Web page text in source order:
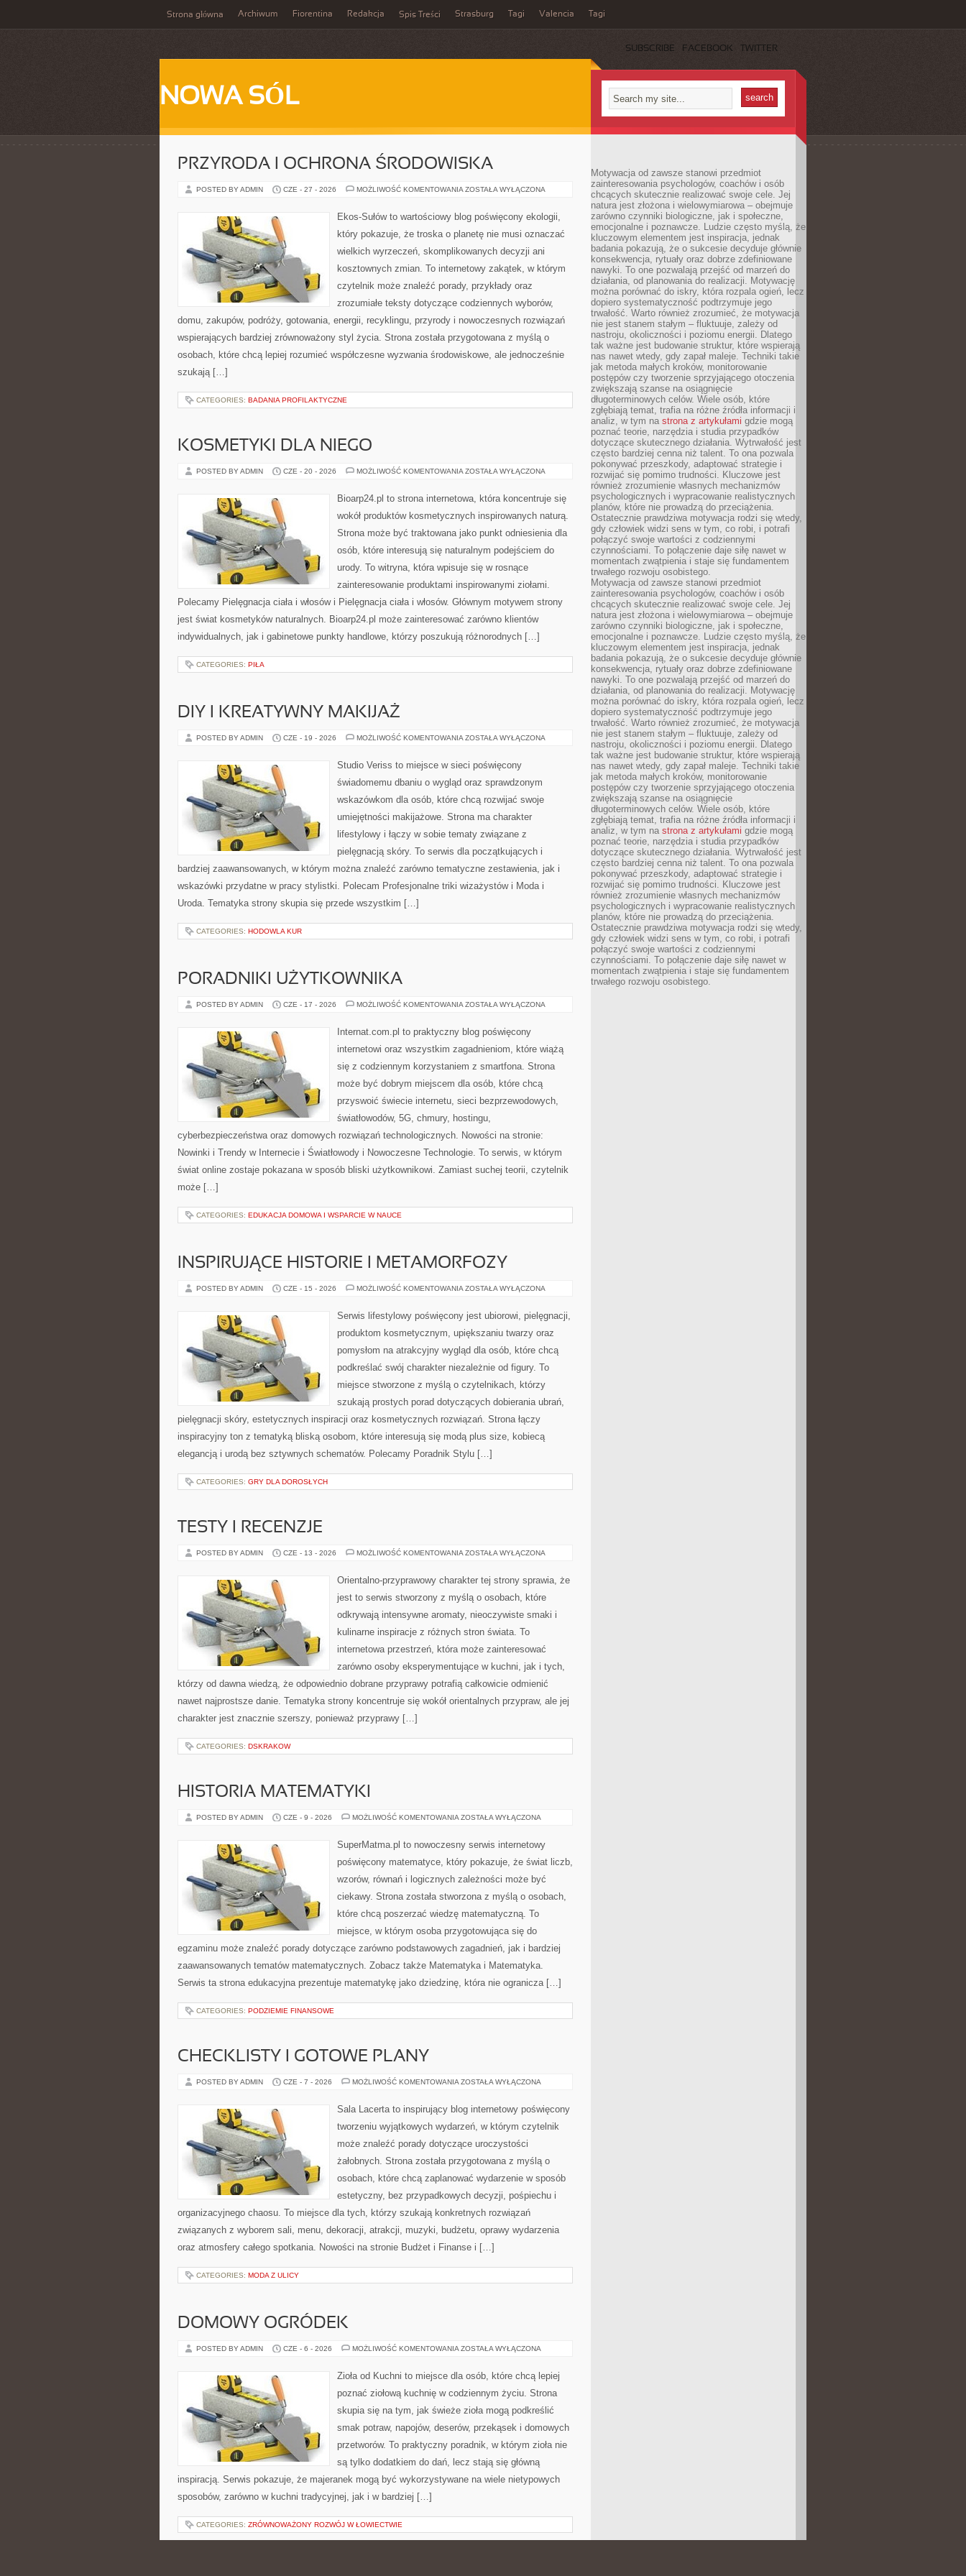
Strona główna Archiwum Fiorentina Redakcja Spis Treści Strasburg Tagi Valencia Tagi
SUBSCRIBE FACEBOOK TWITTER
NOWA SÓL
PRZYRODA I OCHRONA ŚRODOWISKA
POSTED BY ADMIN CZE - 27 - 2026 MOŻLIWOŚĆ KOMENTOWANIA PRZYRODA
ŚRODOWISKA
ZOSTAŁA WYŁĄCZONA
Ekos-Sułów to wartościowy blog poświęcony ekologii,
który pokazuje, że troska o planetę nie musi oznaczać
wielkich wyrzeczeń, skomplikowanych decyzji ani
kosztownych zmian. To internetowy zakątek, w którym
czytelnik może znaleźć porady, przykłady oraz
zrozumiałe teksty dotyczące codziennych wyborów,
domu, zakupów, podróży, gotowania, energii, recyklingu, przyrody i nowoczesnych rozwiązań
wspierających bardziej zrównoważony styl życia. Strona została przygotowana z myślą o
osobach, które chcą lepiej rozumieć współczesne wyzwania środowiskowe, ale jednocześnie
szukają […]
CATEGORIES: BADANIA PROFILAKTYCZNE
KOSMETYKI DLA NIEGO
POSTED BY ADMIN CZE - 20 - 2026 MOŻLIWOŚĆ KOMENTOWANIA KOSMETYKI
ZOSTAŁA WYŁĄCZONA
Bioarp24.pl to strona internetowa, która koncentruje się
wokół produktów kosmetycznych inspirowanych naturą.
Strona może być traktowana jako punkt odniesienia dla
osób, które interesują się naturalnym podejściem do
urody. To witryna, która wpisuje się w rosnące
zainteresowanie produktami inspirowanymi ziołami.
Polecamy Pielęgnacja ciała i włosów i Pielęgnacja ciała i włosów. Głównym motywem strony
jest świat kosmetyków naturalnych. Bioarp24.pl może zainteresować zarówno klientów
indywidualnych, jak i gabinetowe punkty handlowe, którzy poszukują różnorodnych […]
CATEGORIES: PIŁA
DIY I KREATYWNY MAKIJAŻ
POSTED BY ADMIN CZE - 19 - 2026 MOŻLIWOŚĆ KOMENTOWANIA DIY
MAKIJAŻ
ZOSTAŁA WYŁĄCZONA
Studio Veriss to miejsce w sieci poświęcony
świadomemu dbaniu o wygląd oraz sprawdzonym
wskazówkom dla osób, które chcą rozwijać swoje
umiejętności makijażowe. Strona ma charakter
lifestylowy i łączy w sobie tematy związane z
pielęgnacją skóry. To serwis dla początkujących i
bardziej zaawansowanych, w którym można znaleźć zarówno tematyczne zestawienia, jak i
wskazówki przydatne w pracy stylistki. Polecam Profesjonalne triki wizażystów i Moda i
Uroda. Tematyka strony skupia się przede wszystkim […]
CATEGORIES: HODOWLA KUR
PORADNIKI UŻYTKOWNIKA
POSTED BY ADMIN CZE - 17 - 2026 MOŻLIWOŚĆ KOMENTOWANIA PORADNIKI
ZOSTAŁA WYŁĄCZONA
Internat.com.pl to praktyczny blog poświęcony
internetowi oraz wszystkim zagadnieniom, które wiążą
się z codziennym korzystaniem z smartfona. Strona
może być dobrym miejscem dla osób, które chcą
przyswoić świecie internetu, sieci bezprzewodowych,
światłowodów, 5G, chmury, hostingu,
cyberbezpieczeństwa oraz domowych rozwiązań technologicznych. Nowości na stronie:
Nowinki i Trendy w Internecie i Światłowody i Nowoczesne Technologie. To serwis, w którym
świat online zostaje pokazana w sposób bliski użytkownikowi. Zamiast suchej teorii, czytelnik
może […]
CATEGORIES: EDUKACJA DOMOWA I WSPARCIE W NAUCE
INSPIRUJĄCE HISTORIE I METAMORFOZY
POSTED BY ADMIN CZE - 15 - 2026 MOŻLIWOŚĆ KOMENTOWANIA INSPIRUJĄCE
METAMORFOZY
ZOSTAŁA WYŁĄCZONA
Serwis lifestylowy poświęcony jest ubiorowi, pielęgnacji,
produktom kosmetycznym, upiększaniu twarzy oraz
pomysłom na atrakcyjny wygląd dla osób, które chcą
podkreślać swój charakter niezależnie od figury. To
miejsce stworzone z myślą o czytelnikach, którzy
szukają prostych porad dotyczących dobierania ubrań,
pielęgnacji skóry, estetycznych inspiracji oraz kosmetycznych rozwiązań. Strona łączy
inspiracyjny ton z tematyką bliską osobom, które interesują się modą plus size, kobiecą
elegancją i urodą bez sztywnych schematów. Polecamy Poradnik Stylu […]
CATEGORIES: GRY DLA DOROSŁYCH
TESTY I RECENZJE
POSTED BY ADMIN CZE - 13 - 2026 MOŻLIWOŚĆ KOMENTOWANIA TESTY
ZOSTAŁA WYŁĄCZONA
Orientalno-przyprawowy charakter tej strony sprawia, że
jest to serwis stworzony z myślą o osobach, które
odkrywają intensywne aromaty, nieoczywiste smaki i
kulinarne inspiracje z różnych stron świata. To
internetowa przestrzeń, która może zainteresować
zarówno osoby eksperymentujące w kuchni, jak i tych,
którzy od dawna wiedzą, że odpowiednio dobrane przyprawy potrafią całkowicie odmienić
nawet najprostsze danie. Tematyka strony koncentruje się wokół orientalnych przypraw, ale jej
charakter jest znacznie szerszy, ponieważ przyprawy […]
CATEGORIES: DSKRAKOW
HISTORIA MATEMATYKI
POSTED BY ADMIN CZE - 9 - 2026 MOŻLIWOŚĆ KOMENTOWANIA HISTORIA
ZOSTAŁA WYŁĄCZONA
SuperMatma.pl to nowoczesny serwis internetowy
poświęcony matematyce, który pokazuje, że świat liczb,
wzorów, równań i logicznych zależności może być
ciekawy. Strona została stworzona z myślą o osobach,
które chcą poszerzać wiedzę matematyczną. To
miejsce, w którym osoba przygotowująca się do
egzaminu może znaleźć porady dotyczące zarówno podstawowych zagadnień, jak i bardziej
zaawansowanych tematów matematycznych. Zobacz także Matematyka i Matematyka.
Serwis ta strona edukacyjna prezentuje matematykę jako dziedzinę, która nie ogranicza […]
CATEGORIES: PODZIEMIE FINANSOWE
CHECKLISTY I GOTOWE PLANY
POSTED BY ADMIN CZE - 7 - 2026 MOŻLIWOŚĆ KOMENTOWANIA CHECKLISTY
PLANY
ZOSTAŁA WYŁĄCZONA
Sala Lacerta to inspirujący blog internetowy poświęcony
tworzeniu wyjątkowych wydarzeń, w którym czytelnik
może znaleźć porady dotyczące uroczystości
żałobnych. Strona została przygotowana z myślą o
osobach, które chcą zaplanować wydarzenie w sposób
estetyczny, bez przypadkowych decyzji, pośpiechu i
organizacyjnego chaosu. To miejsce dla tych, którzy szukają konkretnych rozwiązań
związanych z wyborem sali, menu, dekoracji, atrakcji, muzyki, budżetu, oprawy wydarzenia
oraz atmosfery całego spotkania. Nowości na stronie Budżet i Finanse i […]
CATEGORIES: MODA Z ULICY
DOMOWY OGRÓDEK
POSTED BY ADMIN CZE - 6 - 2026 MOŻLIWOŚĆ KOMENTOWANIA DOMOWY
ZOSTAŁA WYŁĄCZONA
Zioła od Kuchni to miejsce dla osób, które chcą lepiej
poznać ziołową kuchnię w codziennym życiu. Strona
skupia się na tym, jak świeże zioła mogą podkreślić
smak potraw, napojów, deserów, przekąsek i domowych
przetworów. To praktyczny poradnik, w którym zioła nie
są tylko dodatkiem do dań, lecz stają się główną
inspiracją. Serwis pokazuje, że majeranek mogą być wykorzystywane na wiele nietypowych
sposobów, zarówno w kuchni tradycyjnej, jak i w bardziej […]
CATEGORIES: ZRÓWNOWAŻONY ROZWÓJ W ŁOWIECTWIE
Motywacja od zawsze stanowi przedmiot
zainteresowania psychologów, coachów i osób
chcących skutecznie realizować swoje cele. Jej
natura jest złożona i wielowymiarowa – obejmuje
zarówno czynniki biologiczne, jak i społeczne,
emocjonalne i poznawcze. Ludzie często myślą, że
kluczowym elementem jest inspiracja, jednak
badania pokazują, że o sukcesie decyduje głównie
konsekwencja, rytuały oraz dobrze zdefiniowane
nawyki. To one pozwalają przejść od marzeń do
działania, od planowania do realizacji. Motywację
można porównać do iskry, która rozpala ogień, lecz
dopiero systematyczność podtrzymuje jego
trwałość. Warto również zrozumieć, że motywacja
nie jest stanem stałym – fluktuuje, zależy od
nastroju, okoliczności i poziomu energii. Dlatego
tak ważne jest budowanie struktur, które wspierają
nas nawet wtedy, gdy zapał maleje. Techniki takie
jak metoda małych kroków, monitorowanie
postępów czy tworzenie sprzyjającego otoczenia
zwiększają szanse na osiągnięcie
długoterminowych celów. Wiele osób, które
zgłębiają temat, trafia na różne źródła informacji i
analiz, w tym na strona z artykułami gdzie mogą
poznać teorie, narzędzia i studia przypadków
dotyczące skutecznego działania. Wytrwałość jest
często bardziej cenna niż talent. To ona pozwala
pokonywać przeszkody, adaptować strategie i
rozwijać się pomimo trudności. Kluczowe jest
również zrozumienie własnych mechanizmów
psychologicznych i wypracowanie realistycznych
planów, które nie prowadzą do przeciążenia.
Ostatecznie prawdziwa motywacja rodzi się wtedy,
gdy człowiek widzi sens w tym, co robi, i potrafi
połączyć swoje wartości z codziennymi
czynnościami. To połączenie daje siłę nawet w
momentach zwątpienia i staje się fundamentem
trwałego rozwoju osobistego.
Motywacja od zawsze stanowi przedmiot
zainteresowania psychologów, coachów i osób
chcących skutecznie realizować swoje cele. Jej
natura jest złożona i wielowymiarowa – obejmuje
zarówno czynniki biologiczne, jak i społeczne,
emocjonalne i poznawcze. Ludzie często myślą, że
kluczowym elementem jest inspiracja, jednak
badania pokazują, że o sukcesie decyduje głównie
konsekwencja, rytuały oraz dobrze zdefiniowane
nawyki. To one pozwalają przejść od marzeń do
działania, od planowania do realizacji. Motywację
można porównać do iskry, która rozpala ogień, lecz
dopiero systematyczność podtrzymuje jego
trwałość. Warto również zrozumieć, że motywacja
nie jest stanem stałym – fluktuuje, zależy od
nastroju, okoliczności i poziomu energii. Dlatego
tak ważne jest budowanie struktur, które wspierają
nas nawet wtedy, gdy zapał maleje. Techniki takie
jak metoda małych kroków, monitorowanie
postępów czy tworzenie sprzyjającego otoczenia
zwiększają szanse na osiągnięcie
długoterminowych celów. Wiele osób, które
zgłębiają temat, trafia na różne źródła informacji i
analiz, w tym na strona z artykułami gdzie mogą
poznać teorie, narzędzia i studia przypadków
dotyczące skutecznego działania. Wytrwałość jest
często bardziej cenna niż talent. To ona pozwala
pokonywać przeszkody, adaptować strategie i
rozwijać się pomimo trudności. Kluczowe jest
również zrozumienie własnych mechanizmów
psychologicznych i wypracowanie realistycznych
planów, które nie prowadzą do przeciążenia.
Ostatecznie prawdziwa motywacja rodzi się wtedy,
gdy człowiek widzi sens w tym, co robi, i potrafi
połączyć swoje wartości z codziennymi
czynnościami. To połączenie daje siłę nawet w
momentach zwątpienia i staje się fundamentem
trwałego rozwoju osobistego.